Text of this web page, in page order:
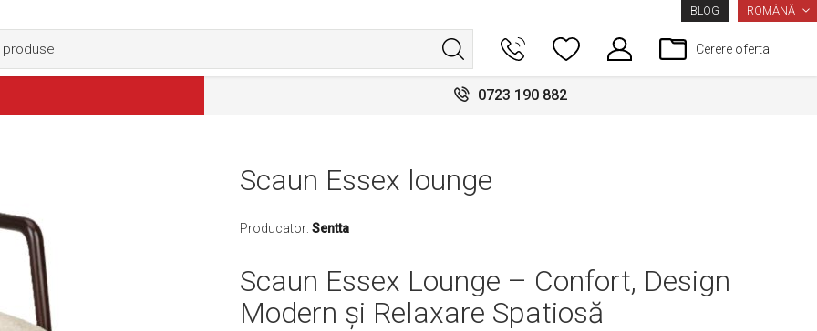
BLOG LIMBA
ROMÂNĂ
Cerere oferta
0723 190 882
Scaun Essex lounge
Producator: Sentta
Scaun Essex Lounge – Confort, Design
Modern și Relaxare Spatiosă